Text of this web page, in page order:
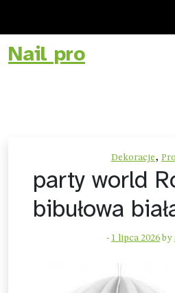
Skip
toNail pro
Dekoracje,
party world
bibułowa
- 1 lipca 2026 by